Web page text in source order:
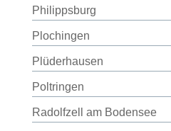
Philippsburg
Plochingen
Plüderhausen
Poltringen
Radolfzell am Bodensee